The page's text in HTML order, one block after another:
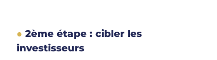
2ème étape : cibler les
investisseurs